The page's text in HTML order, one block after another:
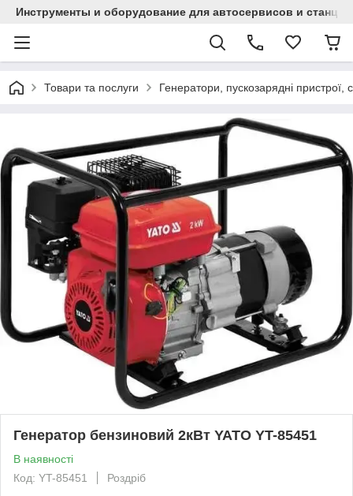
Инструменты и оборудование для автосервисов и
Товари та послуги Генератори, пускозарядні пристрої,
Генератор бензиновий 2кВт YATO YT-85451
В наявності
Код: YT-85451
Роздріб